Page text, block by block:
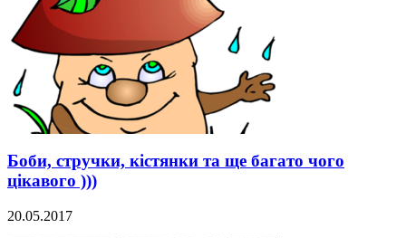
Боби, стручки, кістянки та ще багато чого
цікавого )))
20.05.2017